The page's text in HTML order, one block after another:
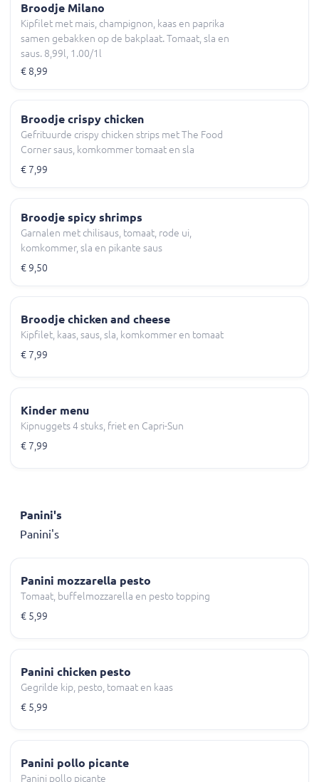
Broodje Milano
Kipfilet met mais, champignon, kaas en paprika
samen gebakken op de bakplaat. Tomaat, sla en
saus. 8,99l, 1.00/1l
€ 8,99
Broodje crispy chicken
Gefrituurde crispy chicken strips met The Food
Corner saus, komkommer tomaat en sla
€ 7,99
Broodje spicy shrimps
Garnalen met chilisaus, tomaat, rode ui,
komkommer, sla en pikante saus
€ 9,50
Broodje chicken and cheese
Kipfilet, kaas, saus, sla, komkommer en tomaat
€ 7,99
Kinder menu
Kipnuggets 4 stuks, friet en Capri-Sun
€ 7,99
Panini's
Panini's
Panini mozzarella pesto
Tomaat, buffelmozzarella en pesto topping
€ 5,99
Panini chicken pesto
Gegrilde kip, pesto, tomaat en kaas
€ 5,99
Panini pollo picante
Panini pollo picante